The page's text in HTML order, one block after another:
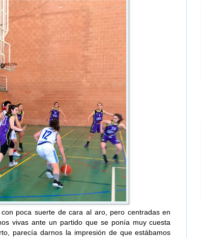
poca suerte de cara al aro, pero centradas en
vivas ante un partido que se ponía muy cuesta
parecía darnos la impresión de que estábamos